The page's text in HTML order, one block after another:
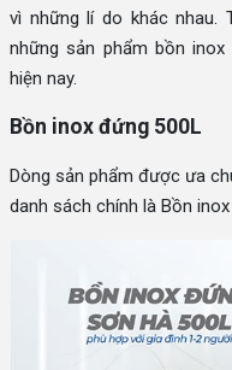
vì những lí do khác
những sản phẩm bồn
hiện nay.
Bồn inox đứng 500L
Dòng sản phẩm được ưa
danh sách chính là Bồn